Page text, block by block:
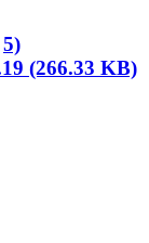
5)
(266.33 KB)